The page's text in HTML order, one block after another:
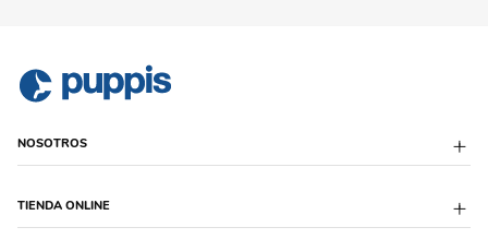
NOSOTROS
TIENDA ONLINE